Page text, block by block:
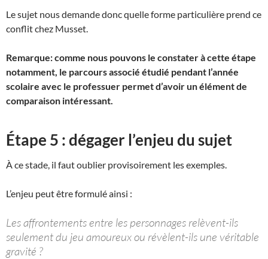
Le sujet nous demande donc quelle forme particulière prend ce
conflit chez Musset.
Remarque: comme nous pouvons le constater à cette étape
notamment, le parcours associé étudié pendant l’année
scolaire avec le professuer permet d’avoir un élément de
comparaison intéressant.
Étape 5 : dégager l’enjeu du sujet
À ce stade, il faut oublier provisoirement les exemples.
L’enjeu peut être formulé ainsi :
Les affrontements entre les personnages relèvent-ils
seulement du jeu amoureux ou révèlent-ils une véritable
gravité ?